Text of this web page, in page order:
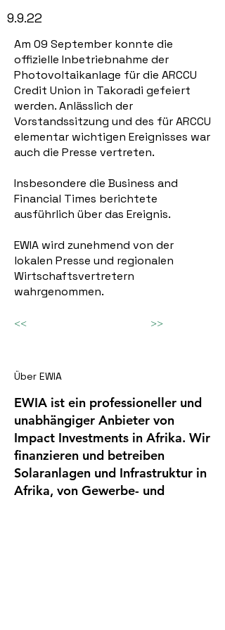
9.9.22
Am 09 September konnte die
offizielle Inbetriebnahme der
Photovoltaikanlage für die ARCCU
Credit Union in Takoradi gefeiert
werden. Anlässlich der
Vorstandssitzung und des für ARCCU
elementar wichtigen Ereignisses war
auch die Presse vertreten.
Insbesondere die Business and
Financial Times berichtete
ausführlich über das Ereignis.
EWIA wird zunehmend von der
lokalen Presse und regionalen
Wirtschaftsvertretern
wahrgenommen.
<< >>
Über EWIA
EWIA ist ein professioneller und
unabhängiger Anbieter von
Impact Investments in Afrika. Wir
finanzieren und betreiben
Solaranlagen und Infrastruktur in
Afrika, von Gewerbe- und